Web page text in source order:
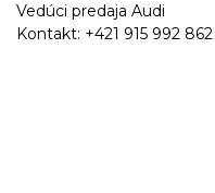
Vedúci predaja Audi
Kontakt: +421 915 992 862